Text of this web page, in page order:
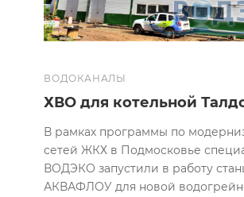
ВОДОКАНАЛЫ
ХВО для котельной
В рамках программы по
сетей ЖКХ в Подмосковье
ВОДЭКО запустили в работу
АКВАФЛОУ для новой